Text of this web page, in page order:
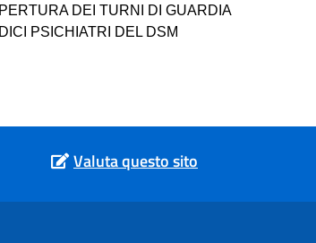
DEI TURNI DI GUARDIA
PSICHIATRI DEL DSM
Valuta questo sito